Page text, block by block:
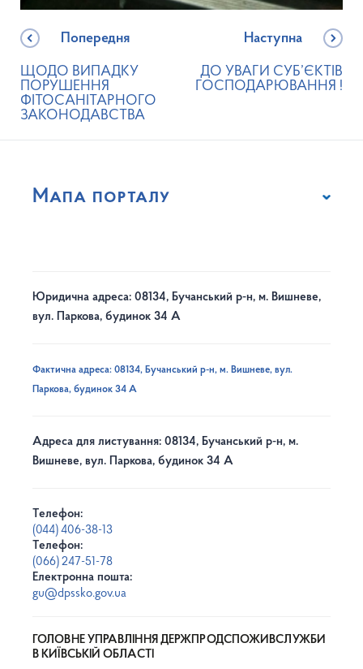
Попередня
ЩОДО ВИПАДКУ
ПОРУШЕННЯ
ФІТОСАНІТАРНОГО
ЗАКОНОДАВСТВА
Наступна
ДО УВАГИ СУБ’ЄКТІВ
ГОСПОДАРЮВАННЯ !
Мапа порталу
Юридична адреса: 08134, Бучанський р-н, м. Вишневе,
вул. Паркова, будинок 34 А
Фактична адреса: 08134, Бучанський р-н, м. Вишневе, вул.
Паркова, будинок 34 А
Адреса для листування: 08134, Бучанський р-н, м.
Вишневе, вул. Паркова, будинок 34 А
Телефон:
(044) 406-38-13
Телефон:
(066) 247-51-78
Електронна пошта:
gu@dpssko.gov.ua
ГОЛОВНЕ УПРАВЛІННЯ ДЕРЖПРОДСПОЖИВСЛУЖБИ
В КИЇВСЬКІЙ ОБЛАСТІ